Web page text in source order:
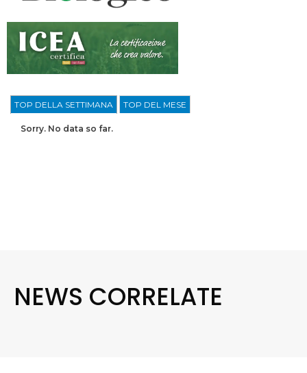
TOP DELLA SETTIMANA TOP DEL MESE
Sorry. No data so far.
NEWS CORRELATE